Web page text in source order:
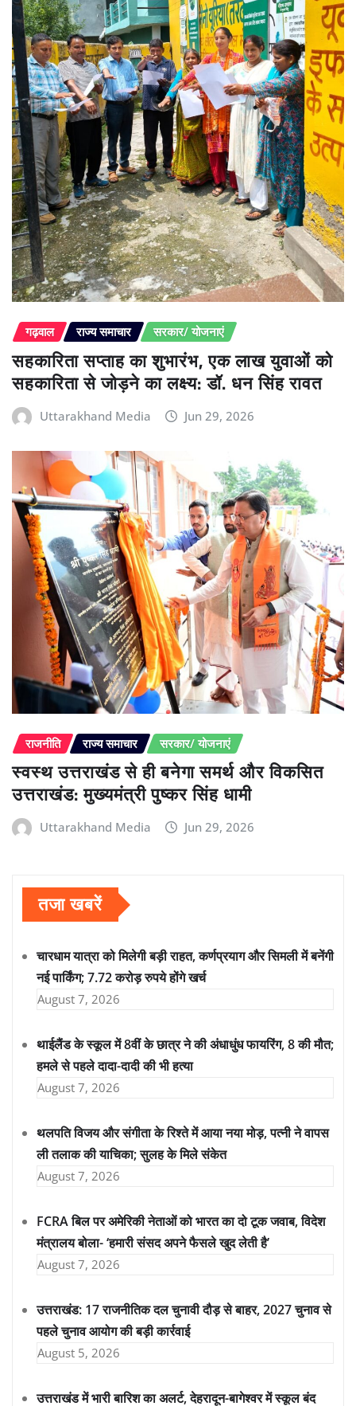
गढ़वाल राज्य समाचार सरकार/ योजनाएं
सहकारिता सप्ताह का शुभारंभ, एक लाख युवाओं को
सहकारिता से जोड़ने का लक्ष्य: डॉ. धन सिंह रावत
Uttarakhand Media Jun 29, 2026
राजनीति राज्य समाचार सरकार/ योजनाएं
स्वस्थ उत्तराखंड से ही बनेगा समर्थ और विकसित
उत्तराखंड: मुख्यमंत्री पुष्कर सिंह धामी
Uttarakhand Media Jun 29, 2026
तजा खबरें
चारधाम यात्रा को मिलेगी बड़ी राहत, कर्णप्रयाग और सिमली में बनेंगी
नई पार्किंग; 7.72 करोड़ रुपये होंगे खर्च
August 7, 2026
थाईलैंड के स्कूल में 8वीं के छात्र ने की अंधाधुंध फायरिंग, 8 की मौत;
हमले से पहले दादा-दादी की भी हत्या
August 7, 2026
थलपति विजय और संगीता के रिश्ते में आया नया मोड़, पत्नी ने वापस
ली तलाक की याचिका; सुलह के मिले संकेत
August 7, 2026
FCRA बिल पर अमेरिकी नेताओं को भारत का दो टूक जवाब, विदेश
मंत्रालय बोला- ‘हमारी संसद अपने फैसले खुद लेती है’
August 7, 2026
उत्तराखंड: 17 राजनीतिक दल चुनावी दौड़ से बाहर, 2027 चुनाव से
पहले चुनाव आयोग की बड़ी कार्रवाई
August 5, 2026
उत्तराखंड में भारी बारिश का अलर्ट, देहरादून-बागेश्वर में स्कूल बंद